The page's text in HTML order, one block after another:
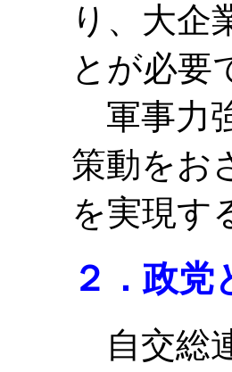
り、大企
とが必要
軍事力
策動をお
を実現す
２．政
自交総